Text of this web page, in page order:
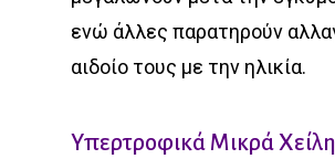
ενώ άλλες παρατηρούν
αιδοίο τους με την ηλικία.
Υπερτροφικά Μικρά